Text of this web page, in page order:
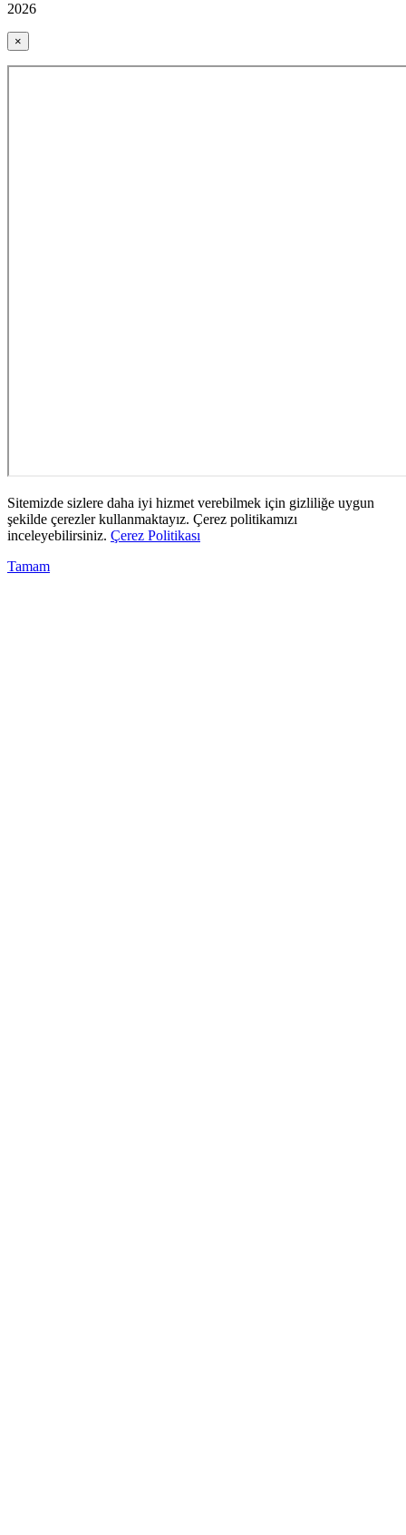
2026
×
Sitemizde sizlere daha iyi hizmet verebilmek için gizliliğe uygun
şekilde çerezler kullanmaktayız. Çerez politikamızı
inceleyebilirsiniz. Çerez Politikası
Tamam